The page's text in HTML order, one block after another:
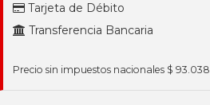
Tarjeta de Débito
Transferencia Bancaria
Precio sin impuestos nacionales $ 93.038